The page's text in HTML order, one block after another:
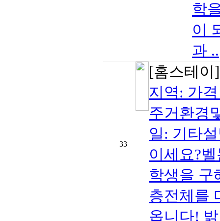
학
이
과 ..
33
[홈스테
지역: 가
주거환경
일: 기타
이세요?
학생을 구
층전체를
옵니다!